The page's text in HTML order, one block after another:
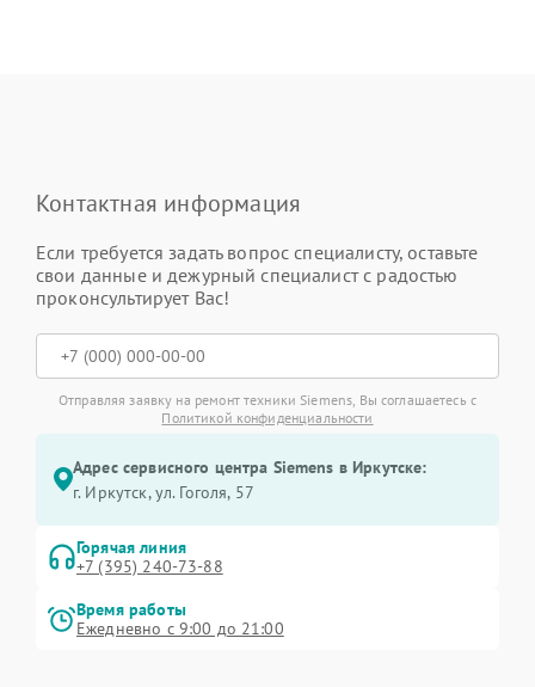
Контактная информация
Если требуется задать вопрос специалисту, оставьте
свои данные и дежурный специалист с радостью
проконсультирует Вас!
Отправляя заявку на ремонт техники Siemens, Вы соглашаетесь с
Политикой конфиденциальности
Адрес сервисного центра Siemens в Иркутске:
г. Иркутск, ул. ​Гоголя, 57
Горячая линия
+7 (395) 240-73-88
Время работы
Ежедневно с 9:00 до 21:00